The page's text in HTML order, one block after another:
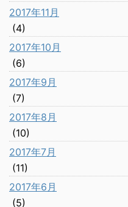
2017年11月
(4)
2017年10月
(6)
2017年9月
(7)
2017年8月
(10)
2017年7月
(11)
2017年6月
(5)